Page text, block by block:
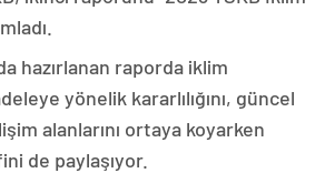
hazırlanan raporda iklim
yönelik kararlılığını, güncel
alanlarını ortaya koyarken
de paylaşıyor.